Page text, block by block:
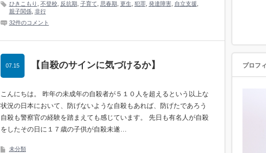
ひきこもり
不登校, 反抗期 子育て 思春期 更生 犯罪, 発達障害, 自立支援
親子関係, 非行
32件のコメント
【自殺のサインに気づけるか】
07.15
こんにちは。 昨年の未成年の自殺者が５１０人を超えるという以上な
状況の日本において、防げないような自殺もあれば、防げたであろう
自殺も警察官の経験を踏まえても感じています。 先日も有名人が自殺
をしたその日に１７歳の子供が自殺未遂…
未分類
プロフ